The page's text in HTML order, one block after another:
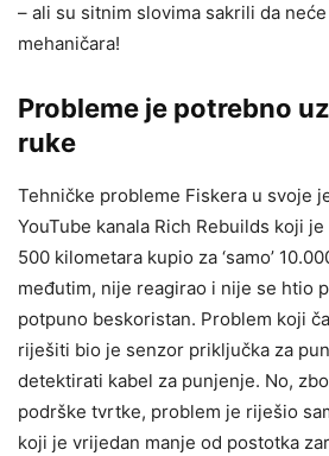
– ali su sitnim slovima sakrili da
mehaničara!
Probleme je potrebno
ruke
Tehničke probleme Fiskera u svoje
YouTube kanala Rich Rebuilds koji
500 kilometara kupio za ‘samo’
međutim, nije reagirao i nije se htio
potpuno beskoristan. Problem koji
riješiti bio je senzor priključka za
detektirati kabel za punjenje. No,
podrške tvrtke, problem je riješio
koji je vrijedan manje od postotka